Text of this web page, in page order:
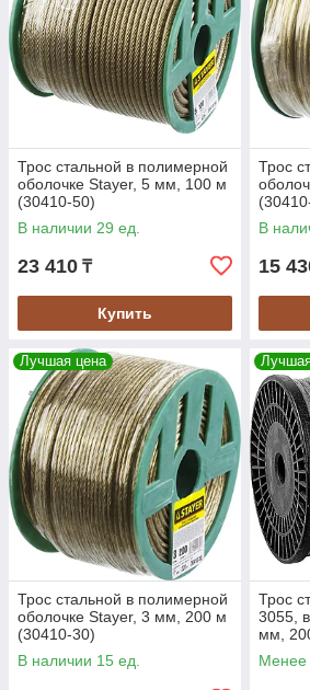
Трос стальной в полимерной
оболочке Stayer, 5 мм, 100 м
(30410-50)
В наличии 29 ед.
23 410 ₸
Купить
Трос
В
15
Лучшая цена
Трос стальной в полимерной
оболочке Stayer, 3 мм, 200 м
(30410-30)
В наличии 15 ед.
Трос
3055,
мм,
03-04)
Менее